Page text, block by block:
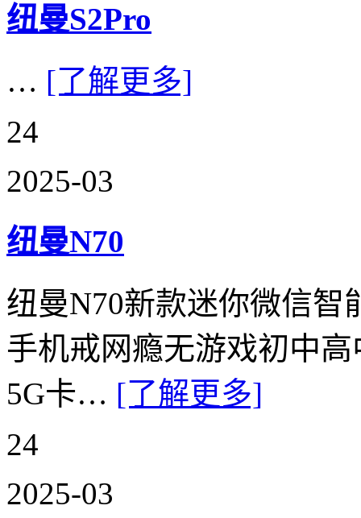
纽曼S2Pro
… [了解更多]
24
2025-03
纽曼N70
纽曼N70新款迷你微信智
手机戒网瘾无游戏初中
5G卡… [了解更多]
24
2025-03